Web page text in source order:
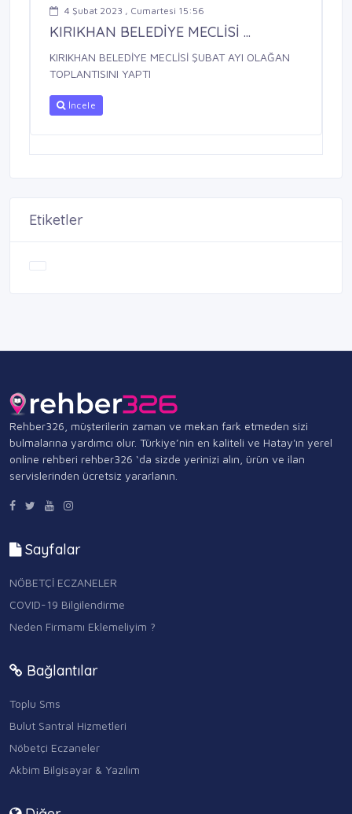
4 Şubat 2023 , Cumartesi 15:56
KIRIKHAN BELEDİYE MECLİSİ ...
KIRIKHAN BELEDİYE MECLİSİ ŞUBAT AYI OLAĞAN
TOPLANTISINI YAPTI
İncele
Etiketler
Rehber326, müşterilerin zaman ve mekan fark etmeden sizi
bulmalarına yardımcı olur. Türkiye’nin en kaliteli ve Hatay'ın yerel
online rehberi rehber326 ‘da sizde yerinizi alın, ürün ve ilan
servislerinden ücretsiz yararlanın.
Sayfalar
NÖBETÇİ ECZANELER
COVID-19 Bilgilendirme
Neden Firmamı Eklemeliyim ?
Bağlantılar
Toplu Sms
Bulut Santral Hizmetleri
Nöbetçi Eczaneler
Akbim Bilgisayar & Yazılım